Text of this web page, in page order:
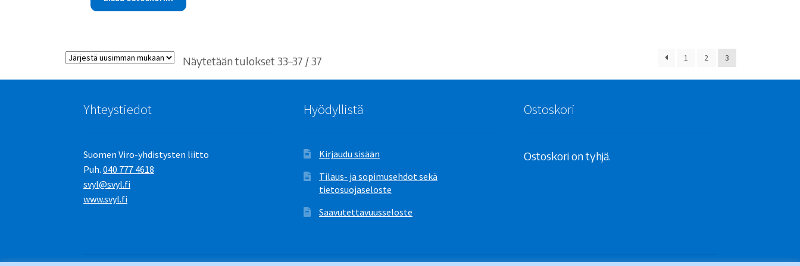
Näytetään tulokset 33–37 / 37Sorted
by
1 2 3
Yhteystiedot
Suomen Viro-yhdistysten liitto
Puh.040 777 4618
svyl@svyl.fi
www.svyl.fi
Hyödyllistä
Kirjaudu sisään
Tilaus- ja sopimusehdot sekä
tietosuojaseloste
Saavutettavuusseloste
Ostoskori
Ostoskori on tyhjä.